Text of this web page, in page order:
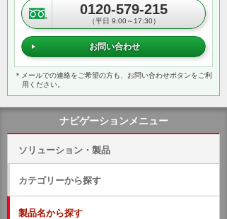
0120-579-215
（平日 9:00～17:30）
お問い合わせ
＊メールでの連絡をご希望の方も、お問い合わせボタンをご利
用ください。
ナビゲーションメニュー
ソリューション・製品
カテゴリーから探す
製品名から探す